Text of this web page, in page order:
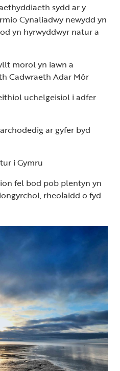
sydd ar y
Cynaliadwy newydd yn
yn hyrwyddwyr natur a
morol yn iawn a
Cadwraeth Adar Môr
uchelgeisiol i adfer
ar gyfer byd
i Gymru
fel bod pob plentyn yn
rheolaidd o fyd